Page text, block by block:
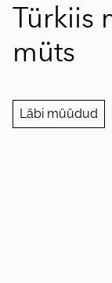
Türkiis
müts
Läbi müüdud